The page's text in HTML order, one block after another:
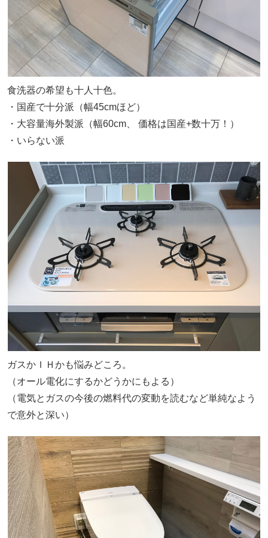
食洗器の希望も十人十色。
・国産で十分派（幅45cmほど）
・大容量海外製派（幅60cm、 価格は国産+数十万！）
・いらない派
ガスかＩＨかも悩みどころ。
（オール電化にするかどうかにもよる）
（電気とガスの今後の燃料代の変動を読むなど単純なよう
で意外と深い）